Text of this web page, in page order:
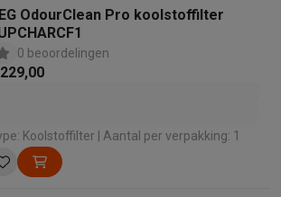
OdourClean Pro koolstoffilter
0 beoordelingen
Type: Koolstoffilter | Aantal per verpakking: 1